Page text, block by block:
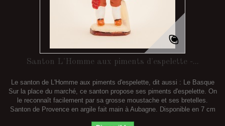
Santon L'Homme aux piments d'espelette -...
Le santon de L'Homme aux piments d'espelette, dit aussi : Le Basque
Sur la place du marché, ce santon propose ses piments d'espelette. On
le reconnaît facilement par sa grosse moustache et ses bretelles.
Santon de Provence en argile fait main à Aubagne. Disponible en 7 cm